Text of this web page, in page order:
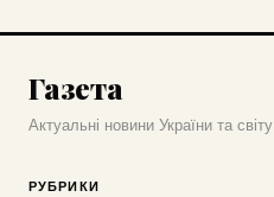
Газета
Актуальні новини України та світу
РУБРИКИ